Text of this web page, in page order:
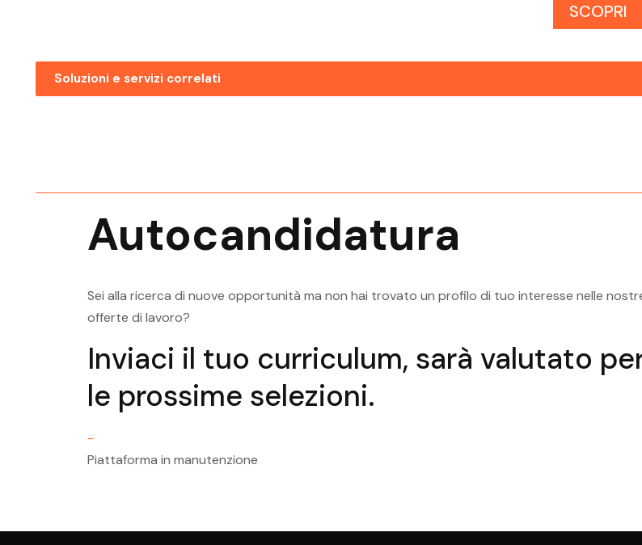
SCOPRI
Soluzioni e servizi correlati
Posizioni Aperte Mezzolombardo
Posizioni Aperte Pergine Valsugana
Posizioni Aperte Rovereto
Posizioni Aperte Trento Risorse
Autocandidatura
Sei alla ricerca di nuove opportunità ma non hai trovato un profilo di tuo interesse nelle
offerte di lavoro?
Inviaci il tuo curriculum, sarà valutato
le prossime selezioni.
-
Piattaforma in manutenzione